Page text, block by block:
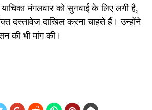
मंगलवार को सुनवाई के लिए लगी है,
दस्तावेज दाखिल करना चाहते हैं। उन्होंने
की भी मांग की।